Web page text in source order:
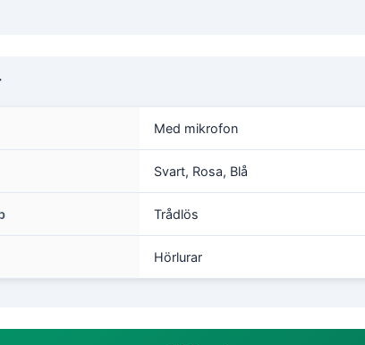
Med mikrofon
Svart, Rosa, Blå
Trådlös
Hörlurar